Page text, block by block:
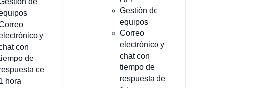
de
y
con
de
respuesta de
1 hora
Gestión de
equipos
Correo
electrónico y
chat con
tiempo de
respuesta de